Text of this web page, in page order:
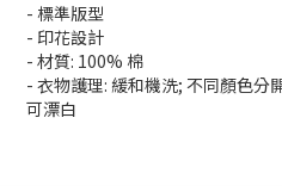
- 標準版型
- 印花設計
- 材質: 100% 棉
- 衣物護理: 緩和機洗; 不同顏色分
可漂白